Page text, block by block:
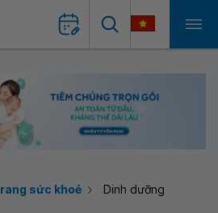
sức khoẻ Dinh dưỡng